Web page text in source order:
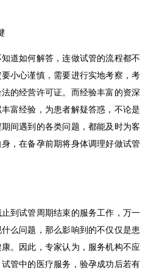
道如何解答，连做试管的流程都不
小心谨慎，需要进行实地考察，考
的经营许可证。而经验丰富的资深
富经验，为患者解疑答惑，不论是
间遇到的各类问题，都能及时为客
，在备孕前期将身体调理好做试管
到试管周期结束的服务工作，万一
么问题，那么影响到的不仅仅是患
。因此，专家认为，服务机构不应
管中的医疗服务，验孕成功后若有